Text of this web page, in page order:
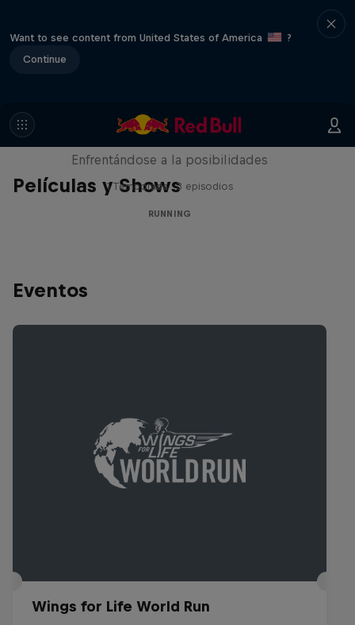
Want to see content from United States of America
?
Continue
Películas y Shows
Limit/less
Enfrentándose a la posibilidades
1 Temporada · 3 episodios
RUNNING
Eventos
Wings for Life World Run